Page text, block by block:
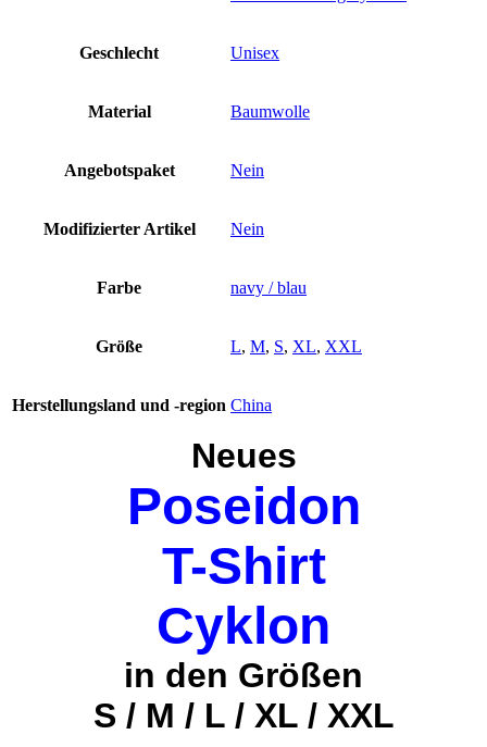
Geschlecht Unisex
Material Baumwolle
Angebotspaket Nein
Modifizierter Artikel Nein
Farbe navy / blau
Größe L, M, S, XL, XXL
Herstellungsland und -region China
Neues
Poseidon
T-Shirt
Cyklon
in den Größen
S / M / L / XL / XXL